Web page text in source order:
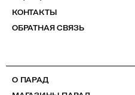
КОНТАКТЫ
ОБРАТНАЯ СВЯЗЬ
О ПАРАД